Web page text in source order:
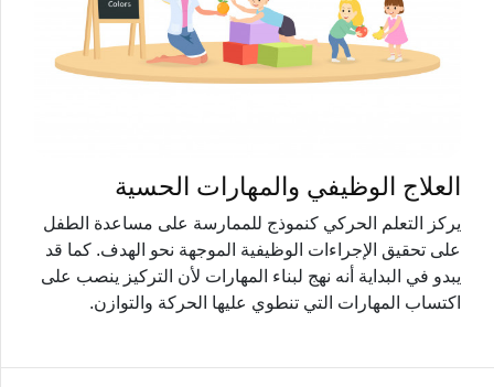
العلاج الوظيفي والمهارات الحسية
يركز التعلم الحركي كنموذج للممارسة على مساعدة الطفل
على تحقيق الإجراءات الوظيفية الموجهة نحو الهدف. كما قد
يبدو في البداية أنه نهج لبناء المهارات لأن التركيز ينصب على
اكتساب المهارات التي تنطوي عليها الحركة والتوازن.